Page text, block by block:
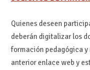
Quienes deseen
deberán digitalizar los
formación pedagógica
anterior enlace web y